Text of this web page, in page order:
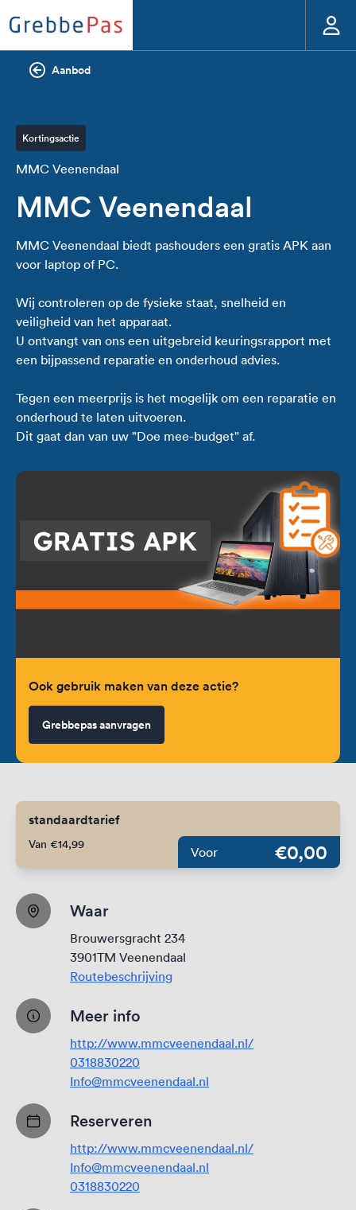
Aanbod
Kortingsactie
MMC Veenendaal
MMC Veenendaal
MMC Veenendaal biedt pashouders een gratis APK aan
voor laptop of PC.
Wij controleren op de fysieke staat, snelheid en
veiligheid van het apparaat.
U ontvangt van ons een uitgebreid keuringsrapport met
een bijpassend reparatie en onderhoud advies.
Tegen een meerprijs is het mogelijk om een reparatie en
onderhoud te laten uitvoeren.
Dit gaat dan van uw "Doe mee-budget" af.
Ook gebruik maken van deze actie?
Grebbepas aanvragen
standaardtarief
Van €14,99 Voor €0,00
Waar
Brouwersgracht 234
3901TM Veenendaal
Routebeschrijving
Meer info
http://www.mmcveenendaal.nl/
0318830220
Info@mmcveenendaal.nl
Reserveren
http://www.mmcveenendaal.nl/
Info@mmcveenendaal.nl
0318830220